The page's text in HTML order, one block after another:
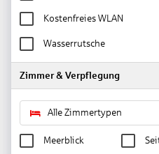
Kostenfreies WLAN
Wasserrutsche
Zimmer & Verpflegung
Alle Zimmertypen
Meerblick